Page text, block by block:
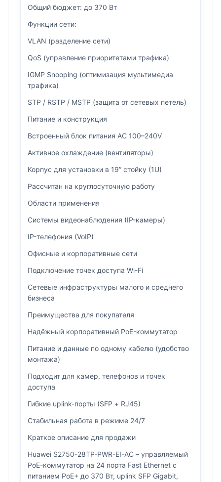
Общий бюджет: до 370 Вт
Функции сети:
VLAN (разделение сети)
QoS (управление приоритетами трафика)
IGMP Snooping (оптимизация мультимедиа
трафика)
STP / RSTP / MSTP (защита от сетевых петель)
Питание и конструкция
Встроенный блок питания AC 100–240V
Активное охлаждение (вентиляторы)
Корпус для установки в 19” стойку (1U)
Рассчитан на круглосуточную работу
Области применения
Системы видеонаблюдения (IP-камеры)
IP-телефония (VoIP)
Офисные и корпоративные сети
Подключение точек доступа Wi-Fi
Сетевые инфраструктуры малого и среднего
бизнеса
Преимущества для покупателя
Надёжный корпоративный PoE-коммутатор
Питание и данные по одному кабелю (удобство
монтажа)
Подходит для камер, телефонов и точек
доступа
Гибкие uplink-порты (SFP + RJ45)
Стабильная работа в режиме 24/7
Краткое описание для продажи
Huawei S2750-28TP-PWR-EI-AC – управляемый
PoE-коммутатор на 24 порта Fast Ethernet с
питанием PoE+ до 370 Вт, uplink SFP Gigabit,